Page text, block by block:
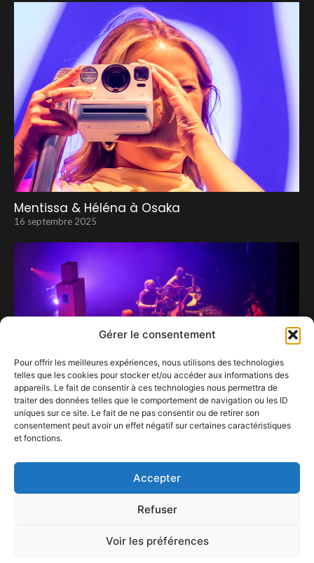
Gérer le consentement
Pour offrir les meilleures expériences, nous utilisons des technologies
telles que les cookies pour stocker et/ou accéder aux informations des
appareils. Le fait de consentir à ces technologies nous permettra de
traiter des données telles que le comportement de navigation ou les ID
uniques sur ce site. Le fait de ne pas consentir ou de retirer son
consentement peut avoir un effet négatif sur certaines caractéristiques
et fonctions.
Accepter
Refuser
Voir les préférences
Mentissa & Héléna à Osaka
16 septembre 2025
14 mai 2023